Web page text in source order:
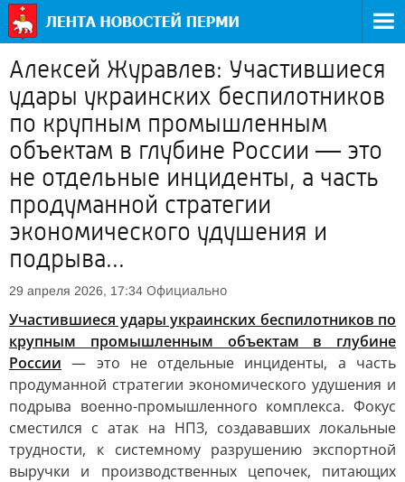
Алексей Журавлев: Участившиеся
удары украинских беспилотников
по крупным промышленным
объектам в глубине России — это
не отдельные инциденты, а часть
продуманной стратегии
экономического удушения и
подрыва...
29 апреля 2026, 17:34 Официально
Участившиеся удары украинских беспилотников по
крупным промышленным объектам в глубине
России — это не отдельные инциденты, а часть
продуманной стратегии экономического удушения и
подрыва военно-промышленного комплекса. Фокус
сместился с атак на НПЗ, создававших локальные
трудности, к системному разрушению экспортной
выручки и производственных цепочек, питающих